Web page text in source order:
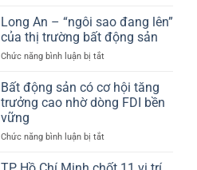
ngành
bất
sản?
Cần
Giờ,
Chi,
Môn
(Tp.HCM)
sao?
thoát
hiểm”
cho
cung
cầu
bất
động
Long An – “ngôi sao đang lên”
của thị trường bất động sản
Chức năng bình luận bị tắtở
An
“ngôi
đang
của
Bất động sản có cơ hội tăng
trưởng cao nhờ dòng FDI bền
vững
Chức năng bình luận bị tắtở
động